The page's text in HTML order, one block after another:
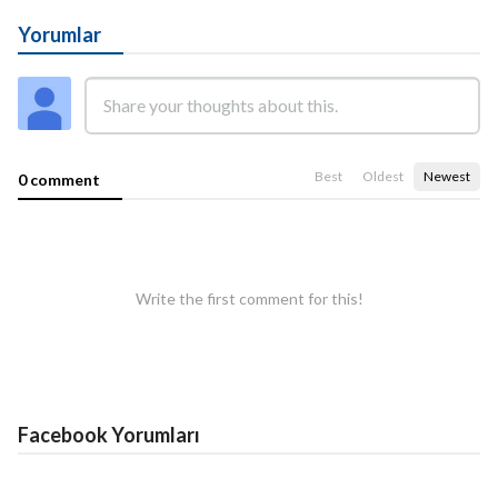
Yorumlar
0 comment Best Oldest Newest
Write the first comment for this!
Facebook Yorumları